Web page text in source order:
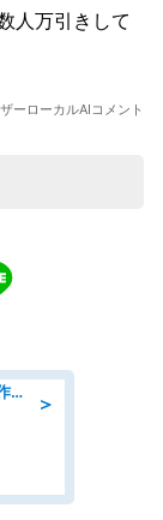
＞
工場内で入出庫データをまとめる事務作業/車通勤OK/交通費支給/食堂あり